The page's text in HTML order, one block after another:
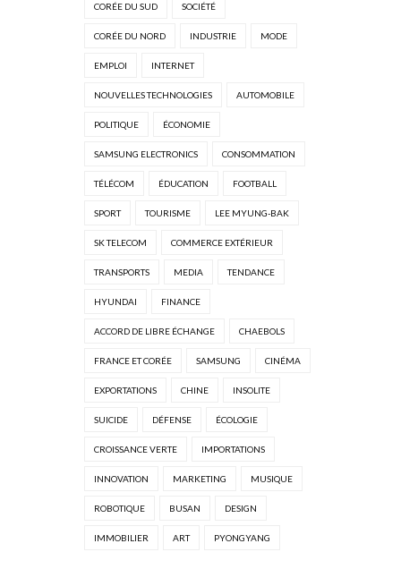
CORÉE DU SUD SOCIÉTÉ
CORÉE DU NORD INDUSTRIE MODE
EMPLOI INTERNET
NOUVELLES TECHNOLOGIES AUTOMOBILE
POLITIQUE ÉCONOMIE
SAMSUNG ELECTRONICS CONSOMMATION
TÉLÉCOM ÉDUCATION FOOTBALL
SPORT TOURISME LEE MYUNG-BAK
SK TELECOM COMMERCE EXTÉRIEUR
TRANSPORTS MEDIA TENDANCE
HYUNDAI FINANCE
ACCORD DE LIBRE ÉCHANGE CHAEBOLS
FRANCE ET CORÉE SAMSUNG CINÉMA
EXPORTATIONS CHINE INSOLITE
SUICIDE DÉFENSE ÉCOLOGIE
CROISSANCE VERTE IMPORTATIONS
INNOVATION MARKETING MUSIQUE
ROBOTIQUE BUSAN DESIGN
IMMOBILIER ART PYONGYANG